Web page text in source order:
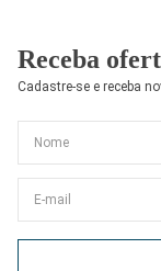
Receba
Cadastre-se e receba